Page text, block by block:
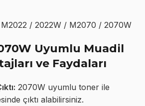
/ 2022W / M2070 / 2070W
Uyumlu Muadil
ve Faydaları
2070W uyumlu toner ile
çıktı alabilirsiniz.